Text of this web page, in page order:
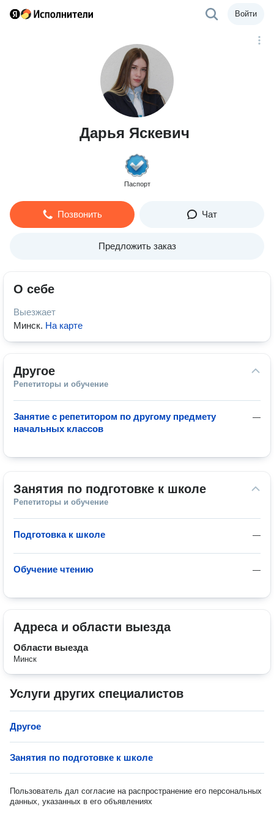
Войти
Дарья Яскевич
Паспорт
Позвонить Чат
Предложить заказ
О себе
Выезжает
Минск. На карте
Другое
Репетиторы и обучение
—
Занятие с репетитором по другому предмету
начальных классов
Занятия по подготовке к школе
Репетиторы и обучение
—
Подготовка к школе
—
Обучение чтению
Адреса и области выезда
Области выезда
Минск
Услуги других специалистов
Другое
Занятия по подготовке к школе
Пользователь дал согласие на распространение его персональных
данных, указанных в его объявлениях